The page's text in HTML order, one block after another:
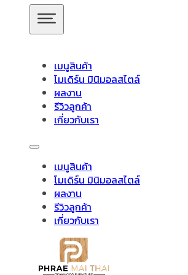
ข้ามไปยังเนื้อหาหลัก
เมนูสินค้า
โมเดิร์น มินิมอลสไตล์
ผลงาน
รีวิวลูกค้า
เกี่ยวกับเรา
เมนูสินค้า
โมเดิร์น มินิมอลสไตล์
ผลงาน
รีวิวลูกค้า
เกี่ยวกับเรา
สินค้าของเรา
อัปเดตล่าสุด
วางของไม้สัก
ไม้แท้ชุดโต๊ะไม้สัก โมเดิร์น
โต๊ะอาหารตู้ตู้เสื้อผ้า